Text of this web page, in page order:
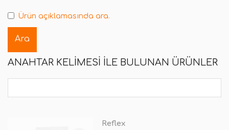
Ürün açıklamasında ara.
ANAHTAR KELIMESI ILE BULUNAN ÜRÜNLER
Reflex